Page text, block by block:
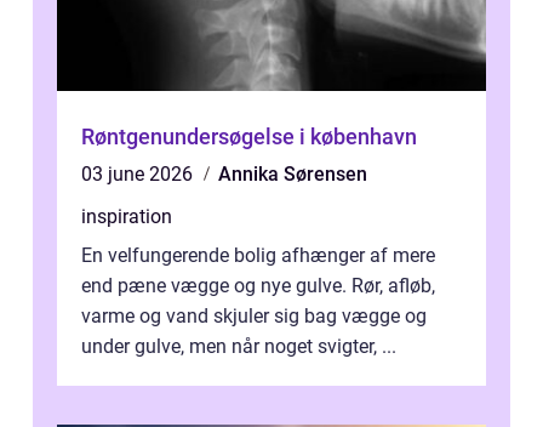
Røntgenundersøgelse i københavn
03 june 2026
Annika Sørensen
inspiration
En velfungerende bolig afhænger af mere
end pæne vægge og nye gulve. Rør, afløb,
varme og vand skjuler sig bag vægge og
under gulve, men når noget svigter, ...